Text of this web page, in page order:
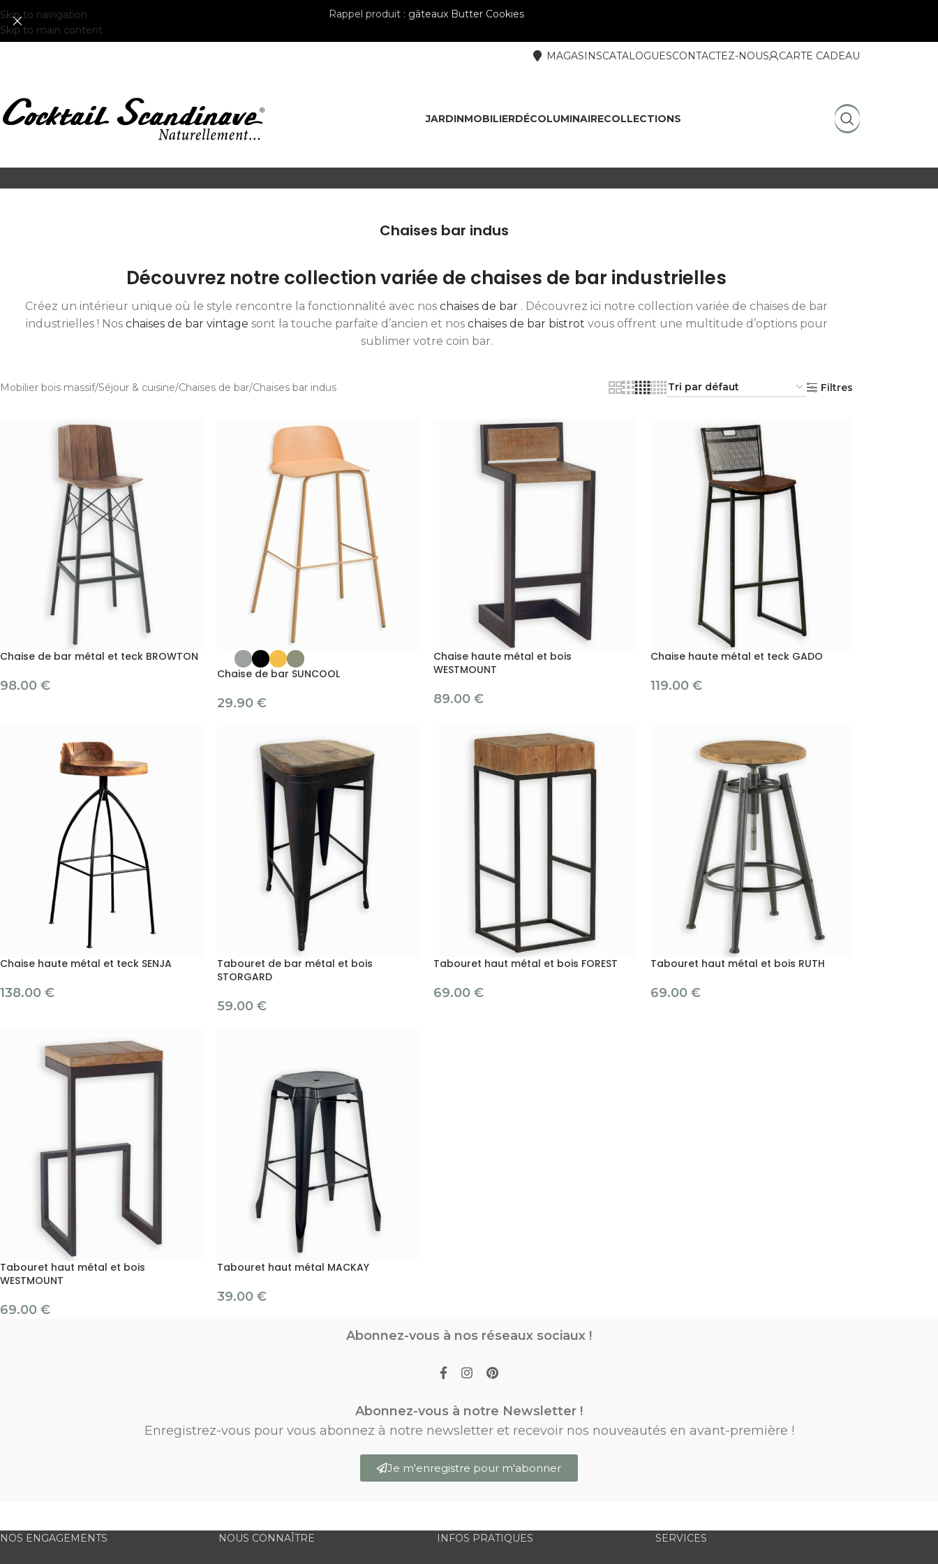
Skip to navigation
Skip to main content
Rappel produit : gâteaux Butter Cookies
MAGASINSCATALOGUESCONTACTEZ-NOUS CARTE CADEAU
JARDINMOBILIERDÉCOLUMINAIRECOLLECTIONS
Chaises bar indus
Découvrez notre collection variée de chaises de bar industrielles
Créez un intérieur unique où le style rencontre la fonctionnalité avec nos chaises de bar . Découvrez ici notre collection variée de chaises de bar
industrielles ! Nos chaises de bar vintage sont la touche parfaite d’ancien et nos chaises de bar bistrot vous offrent une multitude d’options pour
sublimer votre coin bar.
Mobilier bois massif Séjour & cuisine Chaises de bar Chaises bar indus Filtres
Chaise de bar métal et teck BROWTON
98.00 €
Chaise de bar SUNCOOL
29.90 €
Chaise haute métal et bois
WESTMOUNT
89.00 €
Chaise haute métal et teck GADO
119.00 €
Chaise haute métal et teck SENJA
138.00 €
Tabouret de bar métal et bois
STORGARD
59.00 €
Tabouret haut métal et bois FOREST
69.00 €
Tabouret haut métal et bois RUTH
69.00 €
Tabouret haut métal et bois
WESTMOUNT
69.00 €
Tabouret haut métal MACKAY
39.00 €
Abonnez-vous à nos réseaux sociaux !
Abonnez-vous à notre Newsletter !
Enregistrez-vous pour vous abonnez à notre newsletter et recevoir nos nouveautés en avant-première !
Je m'enregistre pour m'abonner
NOS ENGAGEMENTS NOUS CONNAÎTRE INFOS PRATIQUES SERVICES